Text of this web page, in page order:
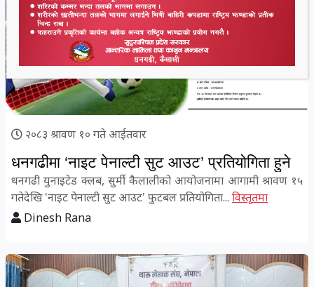
२०८३ श्रावण १० गते आईतवार
धनगढीमा ‘नाइट पेनाल्टी सुट आउट’ प्रतियोगिता हुने
धनगढी युनाइटेड क्लब, सुर्मी कैलालीको आयोजनामा आगामी श्रावण १५
गतेदेखि 'नाइट पेनाल्टी सुट आउट' फुटबल प्रतियोगिता... विस्तृतमा
Dinesh Rana